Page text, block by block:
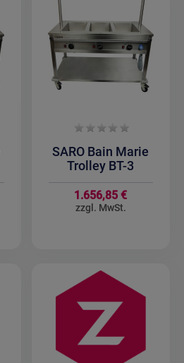
SARO Bain Marie
Trolley BT-3
1.656,85 €